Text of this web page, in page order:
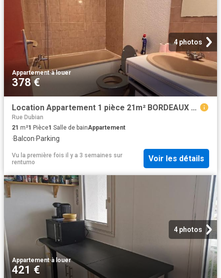
4 photos
Appartement·à louer
378 €
Location Appartement 1 pièce 21m² BORDEAUX 33000
Rue Dubian
21 m²1 Pièce1 Salle de bainAppartement
·Balcon·Parking
Vu la première fois il y a 3 semaines sur
rentumo
Voir les détails
4 photos
Appartement·à louer
421 €